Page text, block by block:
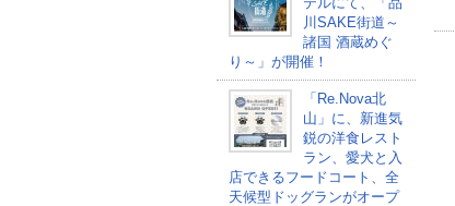
川SAKE街道～
諸国 酒蔵めぐ
り～」が開催！
「Re.Nova北
山」に、新進気
鋭の洋食レスト
ラン、愛犬と入
店できるフードコート、全
天候型ドッグランがオープ